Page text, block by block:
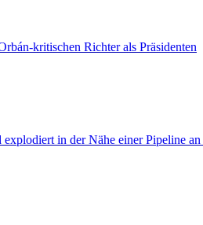
kritischen Richter als Präsidenten
in der Nähe einer Pipeline